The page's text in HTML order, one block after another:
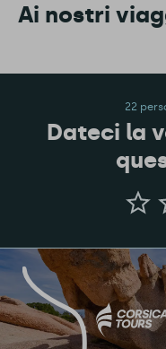
Ai nostri
22
Dateci la